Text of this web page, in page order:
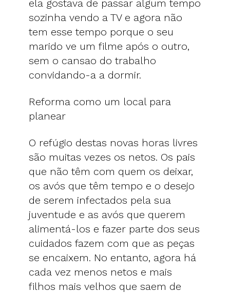
ela gostava de passar algum tempo
sozinha vendo a TV e agora não
tem esse tempo porque o seu
marido ve um filme após o outro,
sem o cansao do trabalho
convidando-a a dormir.
Reforma como um local para
planear
O refúgio destas novas horas livres
são muitas vezes os netos. Os pais
que não têm com quem os deixar,
os avós que têm tempo e o desejo
de serem infectados pela sua
juventude e as avós que querem
alimentá-los e fazer parte dos seus
cuidados fazem com que as peças
se encaixem. No entanto, agora há
cada vez menos netos e mais
filhos mais velhos que saem de